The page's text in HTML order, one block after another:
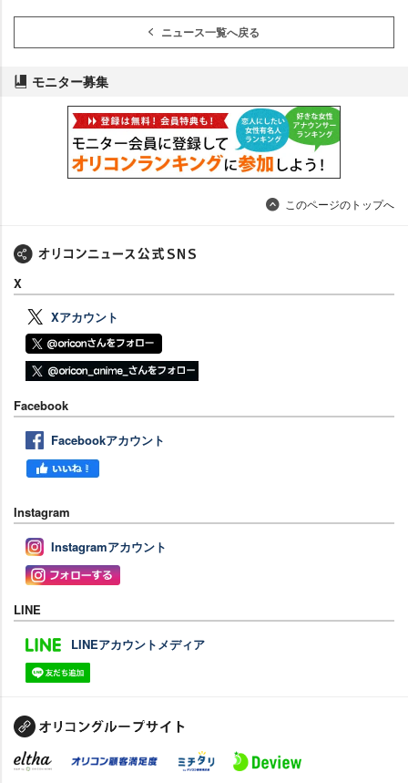
ニュース一覧へ戻る
モニター募集
このページのトップへ
X
Xアカウント
Facebook
Facebookアカウント
Instagram
Instagramアカウント
LINE
LINEアカウントメディア